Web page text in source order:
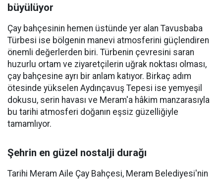
büyülüyor
Çay bahçesinin hemen üstünde yer alan Tavusbaba
Türbesi ise bölgenin manevi atmosferini güçlendiren
önemli değerlerden biri. Türbenin çevresini saran
huzurlu ortam ve ziyaretçilerin uğrak noktası olması,
çay bahçesine ayrı bir anlam katıyor. Birkaç adım
ötesinde yükselen Aydınçavuş Tepesi ise yemyeşil
dokusu, serin havası ve Meram'a hâkim manzarasıyla
bu tarihi atmosferi doğanın eşsiz güzelliğiyle
tamamlıyor.
Şehrin en güzel nostalji durağı
Tarihi Meram Aile Çay Bahçesi, Meram Belediyesi'nin